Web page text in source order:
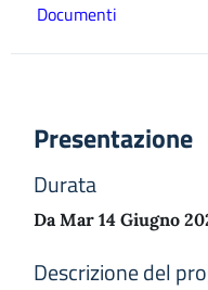
Documenti
Presentazione
Durata
Da Mar 14 Giugno
Descrizione del